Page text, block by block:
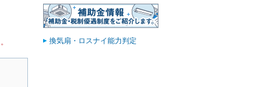
換気扇・ロスナイ能力判定